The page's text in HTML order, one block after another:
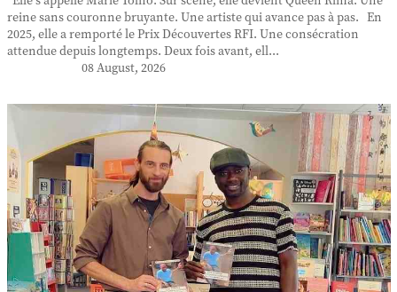
reine sans couronne bruyante. Une artiste qui avance pas à pas. En
2025, elle a remporté le Prix Découvertes RFI. Une consécration
attendue depuis longtemps. Deux fois avant, ell...
08 August, 2026